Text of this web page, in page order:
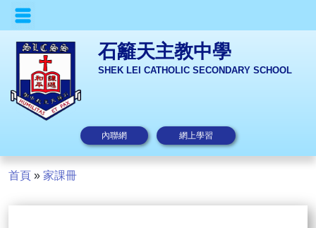
石籬天主教中學
SHEK LEI CATHOLIC SECONDARY SCHOOL
內聯網 網上學習
首頁 » 家課冊